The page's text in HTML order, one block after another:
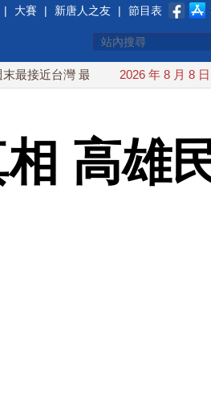
| 大賽 | 新唐人之友 | 節目表
灣 最快9日可能登陸中國 台灣
2026 年 8 月 8
高雄